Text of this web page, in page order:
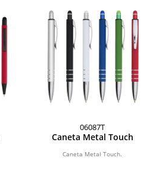
06087T
Caneta Metal Touch
Caneta Metal Touch.